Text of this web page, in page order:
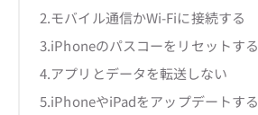
2.モバイル通信かWi-Fiに接続する
3.iPhoneのパスコーをリセットする
4.アプリとデータを転送しない
5.iPhoneやiPadをアップデートする